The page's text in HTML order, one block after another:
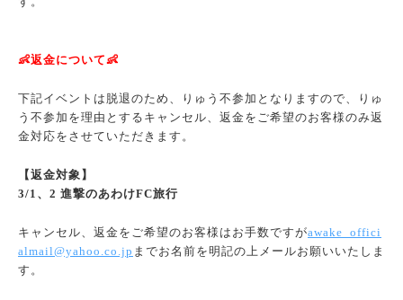
👶返金について👶
下記イベントは脱退のため、りゅう不参加となりますので、りゅ
う不参加を理由とするキャンセル、返金をご希望のお客様のみ返
金対応をさせていただきます。
【返金対象】
3/1、2 進撃のあわけFC旅行
キャンセル、返金をご希望のお客様はお手数ですがawake_offici
almail@yahoo.co.jp までお名前を明記の上メールお願いいたしま
す。